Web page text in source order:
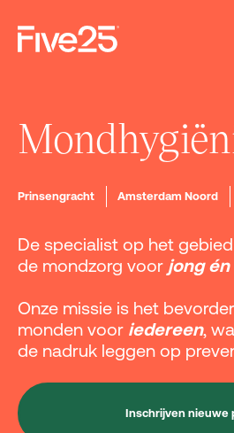
Prinsengracht Amsterdam Noord
De specialist op het
de mondzorg voor jong én
Onze missie is het
monden voor iedereen,
de nadruk leggen op
Inschrijven nieuwe